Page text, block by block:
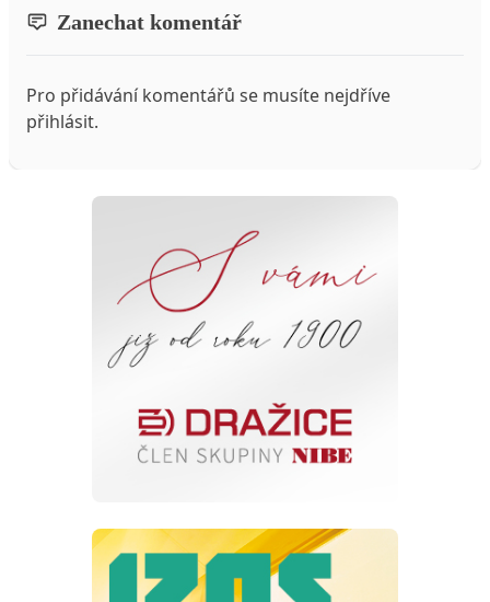
Zanechat komentář
Pro přidávání komentářů se musíte nejdříve
přihlásit.